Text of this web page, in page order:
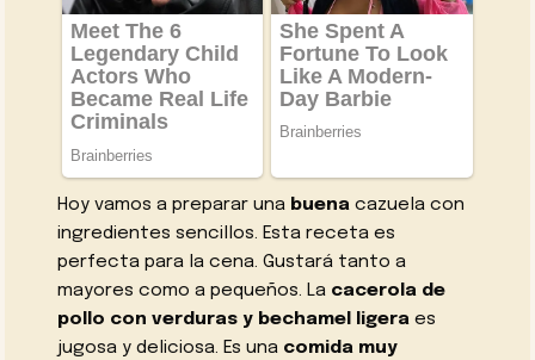
Hoy vamos a preparar una buena cazuela con
ingredientes sencillos. Esta receta es
perfecta para la cena. Gustará tanto a
mayores como a pequeños. La cacerola de
pollo con verduras y bechamel ligera es
jugosa y deliciosa. Es una comida muy